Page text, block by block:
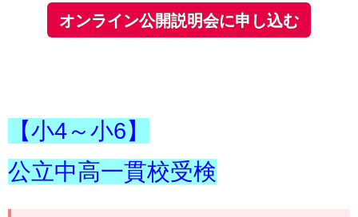
オンライン公開説明会に申し込む
【小4～小6】
公立中高一貫校受検